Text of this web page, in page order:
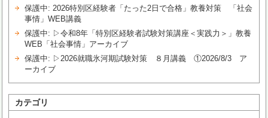
保護中: 2026特別区経験者「たった2日で合格」教養対策 「社会
事情」WEB講義
保護中: ▷令和8年「特別区経験者試験対策講座＜実践力＞」教養
WEB「社会事情」アーカイブ
保護中: ▷2026就職氷河期試験対策 ８月講義 ①2026/8/3 ア
ーカイブ
カテゴリ